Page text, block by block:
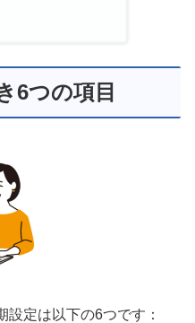
6つの項目
定は以下の6つです：